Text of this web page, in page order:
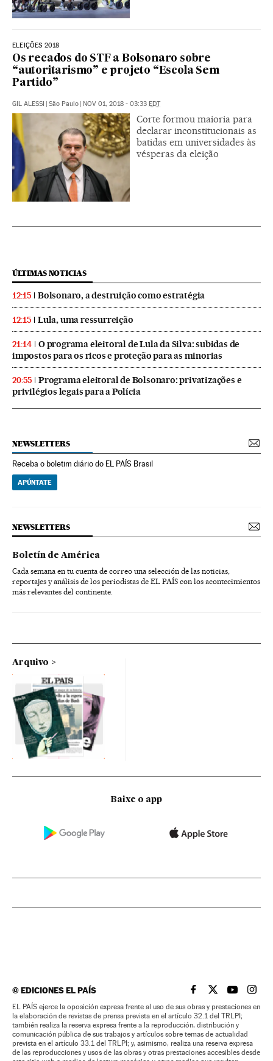
ELEIÇÕES 2018
Os recados do STF a Bolsonaro sobre
“autoritarismo” e projeto “Escola Sem
Partido”
GIL ALESSI | São Paulo | NOV 01, 2018 - 03:33 EDT
Corte formou maioria para
declarar inconstitucionais as
batidas em universidades às
vésperas da eleição
ÚLTIMAS NOTICIAS
12:15 Bolsonaro, a destruição como estratégia
12:15 Lula, uma ressurreição
21:14
O programa eleitoral de Lula da Silva: subidas de
impostos para os ricos e proteção para as minorias
20:55
Programa eleitoral de Bolsonaro: privatizações e
privilégios legais para a Polícia
NEWSLETTERS
Receba o boletim diário do EL PAÍS Brasil
APÚNTATE
NEWSLETTERS
Boletín de América
Cada semana en tu cuenta de correo una selección de las noticias,
reportajes y análisis de los periodistas de EL PAÍS con los acontecimientos
más relevantes del continente.
Arquivo
Baixe o app
©EDICIONES EL PAÍS EL PAÍS BRASIL EN
EL PAÍSEL PAÍS
EL
EL PAÍS ejerce la oposición expresa frente al uso de sus obras y prestaciones en
la elaboración de revistas de prensa prevista en el artículo 32.1 del TRLPI;
también realiza la reserva expresa frente a la reproducción, distribución y
comunicación pública de sus trabajos y artículos sobre temas de actualidad
prevista en el artículo 33.1 del TRLPI; y, asimismo, realiza una reserva expresa
de las reproducciones y usos de las obras y otras prestaciones accesibles desde